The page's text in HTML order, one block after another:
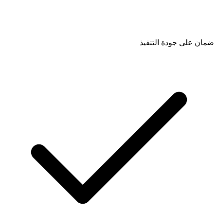
ضمان على جودة التنفيذ